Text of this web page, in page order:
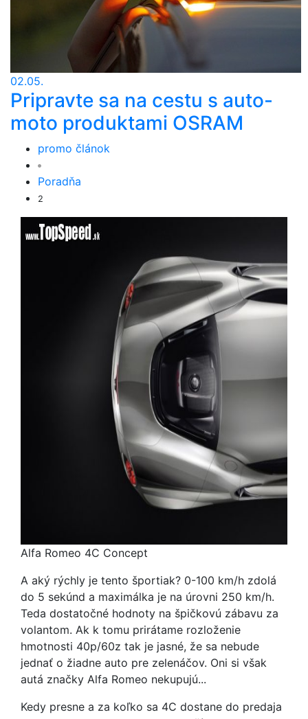
02.05.
Pripravte sa na cestu s auto-
moto produktami OSRAM
promo článok
Poradňa
2
Alfa Romeo 4C Concept
A aký rýchly je tento športiak? 0-100 km/h zdolá
do 5 sekúnd a maximálka je na úrovni 250 km/h.
Teda dostatočné hodnoty na špičkovú zábavu za
volantom. Ak k tomu prirátame rozloženie
hmotnosti 40p/60z tak je jasné, že sa nebude
jednať o žiadne auto pre zelenáčov. Oni si však
autá značky Alfa Romeo nekupujú...
Kedy presne a za koľko sa 4C dostane do predaja